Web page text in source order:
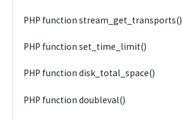
PHP function stream_get_transports()
PHP function set_time_limit()
PHP function disk_total_space()
PHP function doubleval()